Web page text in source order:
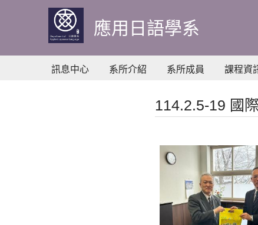
主
內
容
應用日語學系
訊息中心 系所介紹 系所成員 課程資
114.2.5-19 國